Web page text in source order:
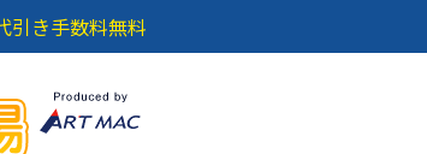
引き手数料無料